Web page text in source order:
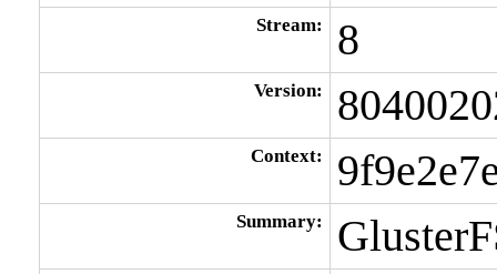
Stream: 8
Version:
Context:
Summary: